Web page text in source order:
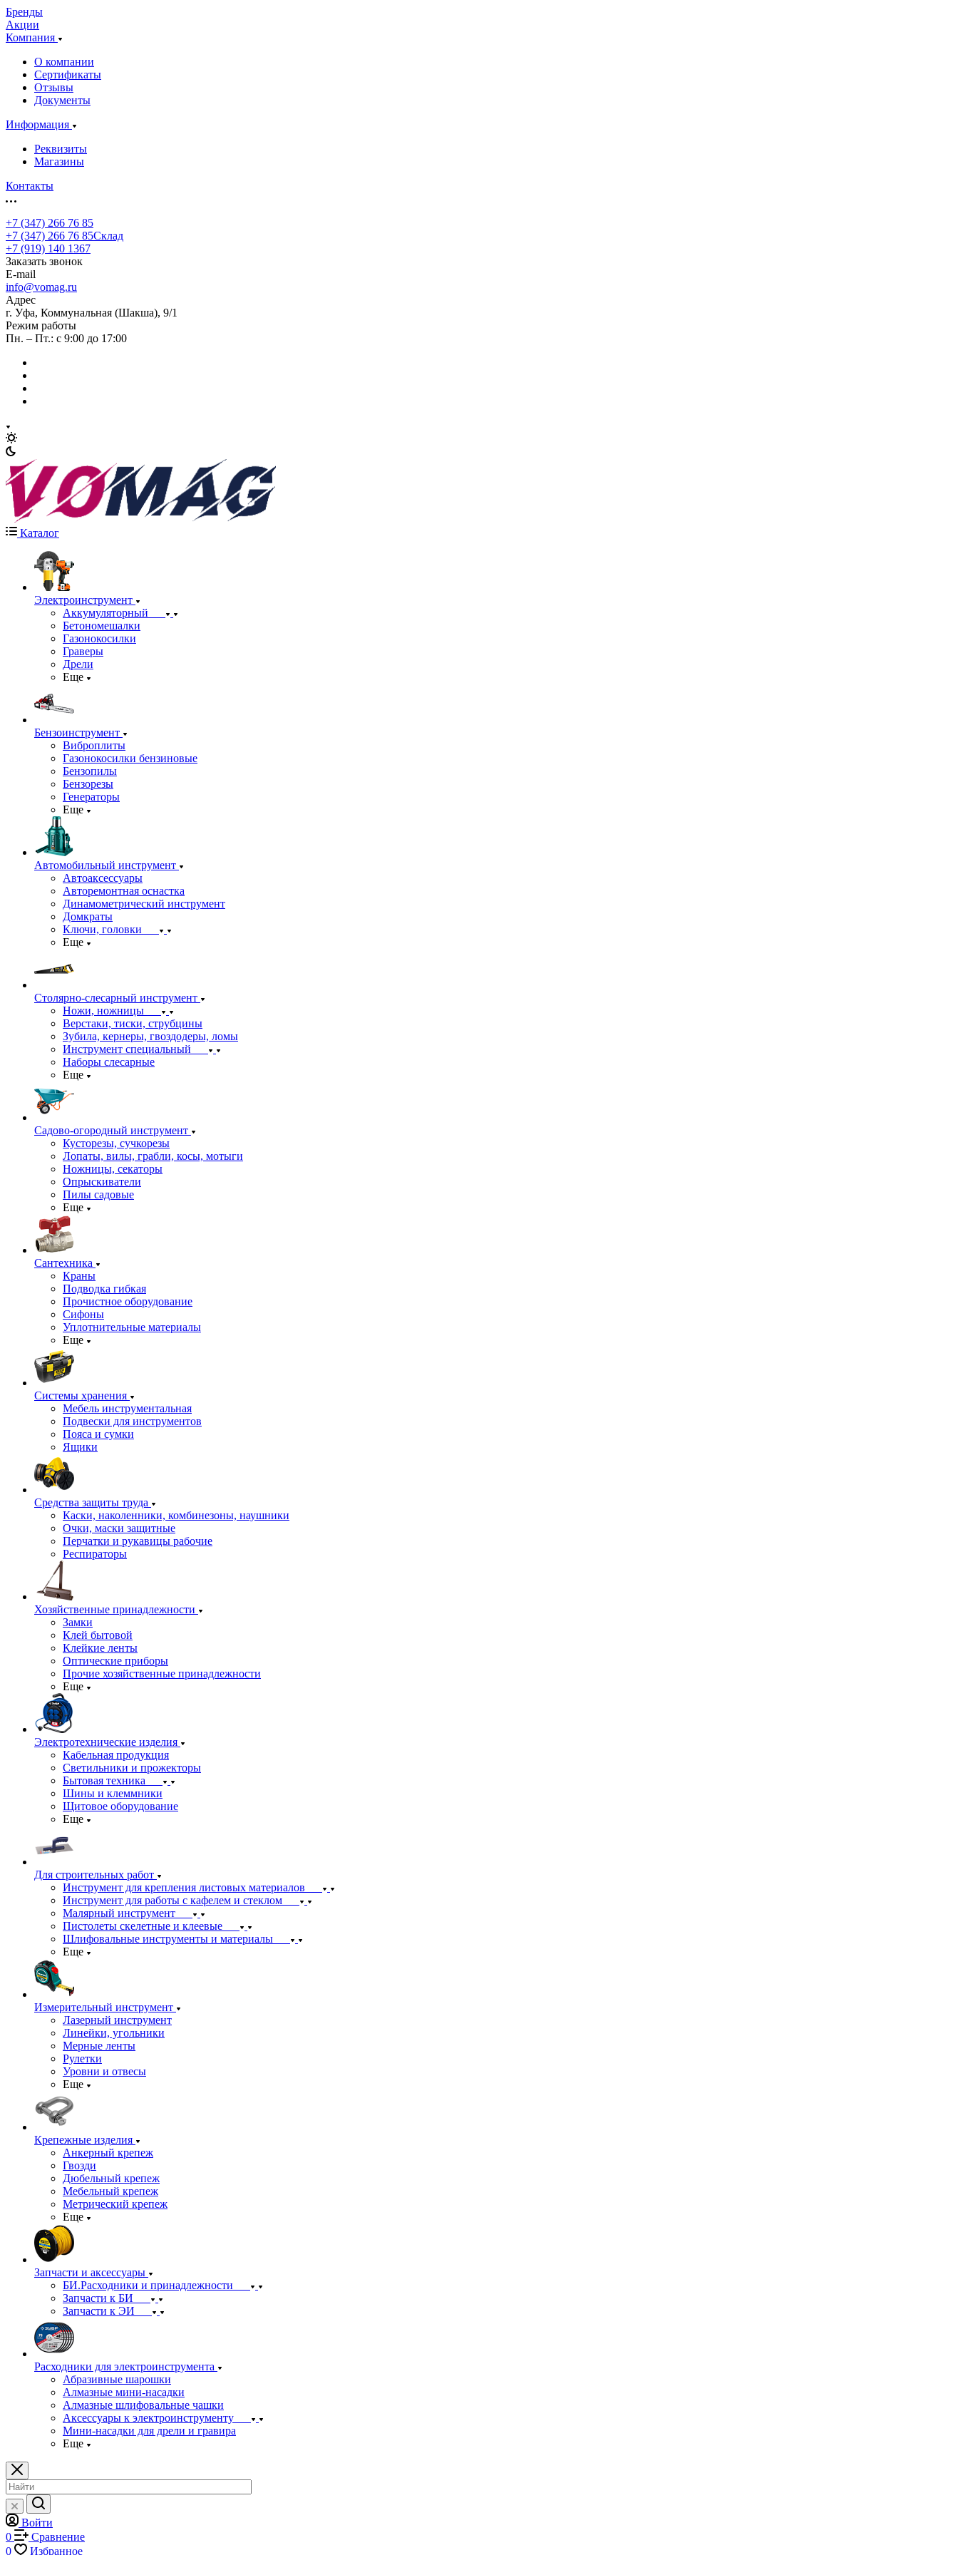
Бренды
Акции
Компания
О компании
Сертификаты
Отзывы
Документы
Информация
Реквизиты
Магазины
Контакты
+7 (347) 266 76 85
+7 (347) 266 76 85Склад
+7 (919) 140 1367
Заказать звонок
E-mail
info@vomag.ru
Адрес
г. Уфа, Коммунальная (Шакша), 9/1
Режим работы
Пн. – Пт.: с 9:00 до 17:00
Каталог
Электроинструмент
Аккумуляторный
Бетономешалки
Газонокосилки
Граверы
Дрели
Еще
Бензоинструмент
Виброплиты
Газонокосилки бензиновые
Бензопилы
Бензорезы
Генераторы
Еще
Автомобильный инструмент
Автоаксессуары
Авторемонтная оснастка
Динамометрический инструмент
Домкраты
Ключи, головки
Еще
Столярно-слесарный инструмент
Ножи, ножницы
Верстаки, тиски, струбцины
Зубила, кернеры, гвоздодеры, ломы
Инструмент специальный
Наборы слесарные
Еще
Садово-огородный инструмент
Кусторезы, сучкорезы
Лопаты, вилы, грабли, косы, мотыги
Ножницы, секаторы
Опрыскиватели
Пилы садовые
Еще
Сантехника
Краны
Подводка гибкая
Прочистное оборудование
Сифоны
Уплотнительные материалы
Еще
Системы хранения
Мебель инструментальная
Подвески для инструментов
Пояса и сумки
Ящики
Средства защиты труда
Каски, наколенники, комбинезоны, наушники
Очки, маски защитные
Перчатки и рукавицы рабочие
Респираторы
Хозяйственные принадлежности
Замки
Клей бытовой
Клейкие ленты
Оптические приборы
Прочие хозяйственные принадлежности
Еще
Электротехнические изделия
Кабельная продукция
Светильники и прожекторы
Бытовая техника
Шины и клеммники
Щитовое оборудование
Еще
Для строительных работ
Инструмент для крепления листовых материалов
Инструмент для работы с кафелем и стеклом
Малярный инструмент
Пистолеты скелетные и клеевые
Шлифовальные инструменты и материалы
Еще
Измерительный инструмент
Лазерный инструмент
Линейки, угольники
Мерные ленты
Рулетки
Уровни и отвесы
Еще
Крепежные изделия
Анкерный крепеж
Гвозди
Дюбельный крепеж
Мебельный крепеж
Метрический крепеж
Еще
Запчасти и аксессуары
БИ.Расходники и принадлежности
Запчасти к БИ
Запчасти к ЭИ
Расходники для электроинструмента
Абразивные шарошки
Алмазные мини-насадки
Алмазные шлифовальные чашки
Аксессуары к электроинструменту
Мини-насадки для дрели и гравира
Еще
Войти
0
Сравнение
0
Избранное